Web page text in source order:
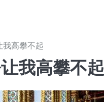
我高攀不起
我高攀不起